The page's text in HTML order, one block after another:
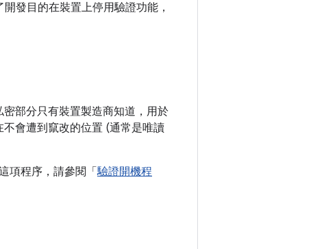
發目的在裝置上停用驗證功能，
部分只有裝置製造商知道，用於
會遭到竄改的位置 (通常是唯讀
項程序，請參閱「驗證開機程